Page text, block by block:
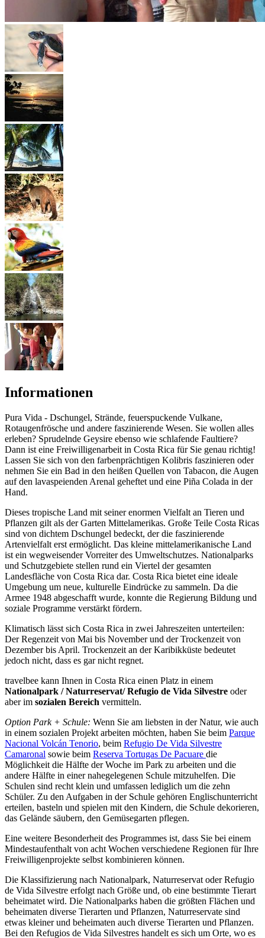
Informationen
Pura Vida - Dschungel, Strände, feuerspuckende Vulkane,
Rotaugenfrösche und andere faszinierende Wesen. Sie wollen alles
erleben? Sprudelnde Geysire ebenso wie schlafende Faultiere?
Dann ist eine Freiwilligenarbeit in Costa Rica für Sie genau richtig!
Lassen Sie sich von den farbenprächtigen Kolibris faszinieren oder
nehmen Sie ein Bad in den heißen Quellen von Tabacon, die Augen
auf den lavaspeienden Arenal geheftet und eine Piña Colada in der
Hand.
Dieses tropische Land mit seiner enormen Vielfalt an Tieren und
Pflanzen gilt als der Garten Mittelamerikas. Große Teile Costa Ricas
sind von dichtem Dschungel bedeckt, der die faszinierende
Artenvielfalt erst ermöglicht. Das kleine mittelamerikanische Land
ist ein wegweisender Vorreiter des Umweltschutzes. Nationalparks
und Schutzgebiete stellen rund ein Viertel der gesamten
Landesfläche von Costa Rica dar. Costa Rica bietet eine ideale
Umgebung um neue, kulturelle Eindrücke zu sammeln. Da die
Armee 1948 abgeschafft wurde, konnte die Regierung Bildung und
soziale Programme verstärkt fördern.
Klimatisch lässt sich Costa Rica in zwei Jahreszeiten unterteilen:
Der Regenzeit von Mai bis November und der Trockenzeit von
Dezember bis April. Trockenzeit an der Karibikküste bedeutet
jedoch nicht, dass es gar nicht regnet.
travelbee kann Ihnen in Costa Rica einen Platz in einem
Nationalpark / Naturreservat/ Refugio de Vida Silvestre oder
aber im sozialen Bereich vermitteln.
Option Park + Schule: Wenn Sie am liebsten in der Natur, wie auch
in einem sozialen Projekt arbeiten möchten, haben Sie beim Parque
Nacional Volcán Tenorio, beim Refugio De Vida Silvestre
Camaronal sowie beim Reserva Tortugas De Pacuare die
Möglichkeit die Hälfte der Woche im Park zu arbeiten und die
andere Hälfte in einer nahegelegenen Schule mitzuhelfen. Die
Schulen sind recht klein und umfassen lediglich um die zehn
Schüler. Zu den Aufgaben in der Schule gehören Englischunterricht
erteilen, basteln und spielen mit den Kindern, die Schule dekorieren,
das Gelände säubern, den Gemüsegarten pflegen.
Eine weitere Besonderheit des Programmes ist, dass Sie bei einem
Mindestaufenthalt von acht Wochen verschiedene Regionen für Ihre
Freiwilligenprojekte selbst kombinieren können.
Die Klassifizierung nach Nationalpark, Naturreservat oder Refugio
de Vida Silvestre erfolgt nach Größe und, ob eine bestimmte Tierart
beheimatet wird. Die Nationalparks haben die größten Flächen und
beheimaten diverse Tierarten und Pflanzen, Naturreservate sind
etwas kleiner und beheimaten auch diverse Tierarten und Pflanzen.
Bei den Refugios de Vida Silvestres handelt es sich um Orte, wo es